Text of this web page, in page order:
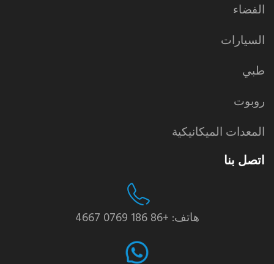
الفضاء
السيارات
طبي
روبوت
المعدات الميكانيكية
اتصل بنا
هاتف: +86 186 0769 4667